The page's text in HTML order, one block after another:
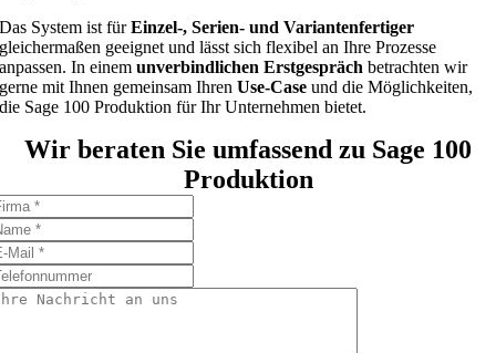
Das System ist fürEinzel-, Serien- und Variantenfertiger
gleichermaßen geeignet und lässt sich flexibel an Ihre Prozesse
anpassen. In einemunverbindlichen Erstgespräch betrachten wir
gerne mit Ihnen gemeinsam Ihren Use-Case und die Möglichkeiten,
die Sage 100 Produktion für Ihr Unternehmen bietet.
Wir beraten Sie umfassend zu Sage 100
Produktion